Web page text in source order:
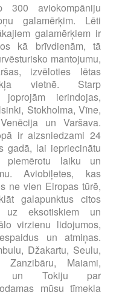
300 aviokompāniju
galamērķim. Lēti
galamērķiem ir
kā brīvdienām, tā
mantojumu,
izvēloties lētas
vietnē. Starp
joprojām ierindojas,
Stokholma, Vīne,
un Varšava.
ir aizsniedzami 24
gadā, lai iepriecinātu
piemērotu laiku un
Aviobiļetes, kas
ne vien Eiropas tūrē,
galapunktus citos
uz eksotiskiem un
virzienu lidojumos,
un atmiņas.
Džakartu, Seulu,
Maiami,
un Tokiju par
mūsu tīmekļa